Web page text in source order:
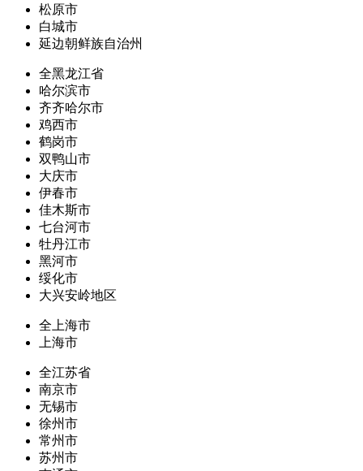
松原市
白城市
延边朝鲜族自治州
全黑龙江省
哈尔滨市
齐齐哈尔市
鸡西市
鹤岗市
双鸭山市
大庆市
伊春市
佳木斯市
七台河市
牡丹江市
黑河市
绥化市
大兴安岭地区
全上海市
上海市
全江苏省
南京市
无锡市
徐州市
常州市
苏州市